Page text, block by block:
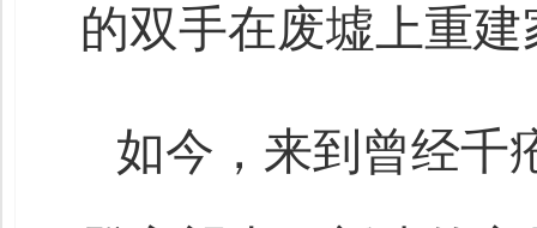
的双手在废墟上重建
如今，来到曾经千